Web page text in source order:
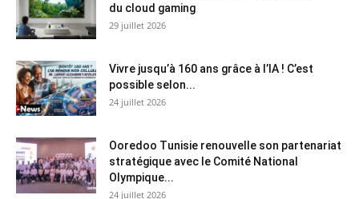
du cloud gaming
29 juillet 2026
Vivre jusqu’à 160 ans grâce à l’IA ! C’est
possible selon...
24 juillet 2026
Ooredoo Tunisie renouvelle son partenariat
stratégique avec le Comité National
Olympique...
24 juillet 2026